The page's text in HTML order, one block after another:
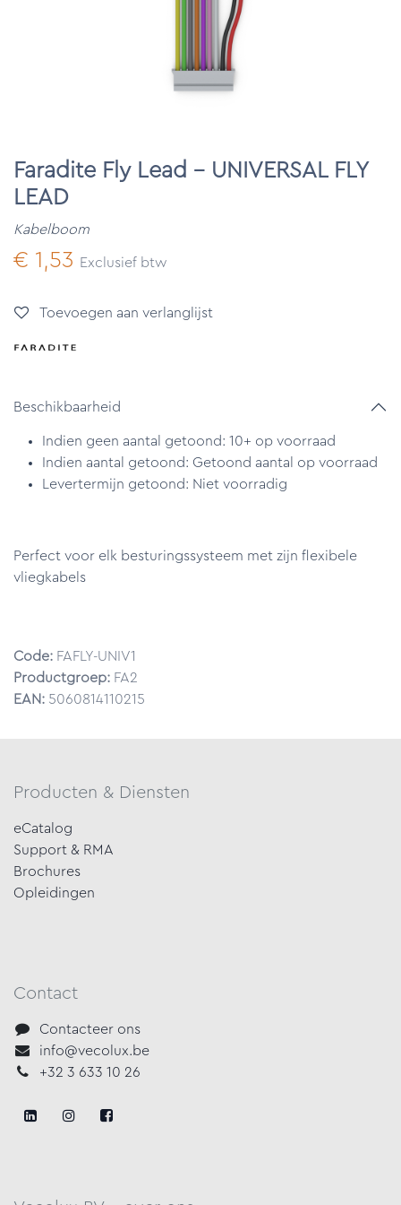
Faradite Fly Lead - UNIVERSAL FLY
LEAD
Kabelboom
€ 1,53 Exclusief btw
Toevoegen aan verlanglijst
Beschikbaarheid
Indien geen aantal getoond: 10+ op voorraad
Indien aantal getoond: Getoond aantal op voorraad
Levertermijn getoond: Niet voorradig
Perfect voor elk besturingssysteem met zijn flexibele
vliegkabels
Code: FAFLY-UNIV1
Productgroep: FA2
EAN: 5060814110215
Producten & Diensten
eCatalog
Support & RMA
Brochures
Opleidingen
Contact
Contacteer ons
info@vecolux.be
+32 3 633 10 26